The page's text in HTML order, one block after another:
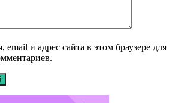
и адрес сайта в этом браузере для